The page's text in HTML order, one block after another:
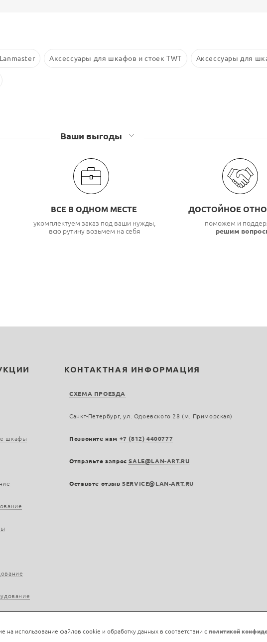
Аксессуары для шкафов и стоек TWT Аксессуары для
Ваши выгоды
ВСЕ В ОДНОМ МЕСТЕ
укомплектуем заказ под ваши нужды,
всю рутину возьмем на себя
ДОСТОЙНОЕ
поможем и
решим
шкафы
КОНТАКТНАЯ ИНФОРМАЦИЯ
СХЕМА ПРОЕЗДА
Санкт-Петербург, ул. Одоевского 28 (м. Приморская)
Позвоните нам +7 (812) 4400777
Отправьте запросSALE@LAN-ART.RU
Оставьте отзывSERVICE@LAN-ART.RU
на использование файлов cookie и обработку данных в соответствии с политикой